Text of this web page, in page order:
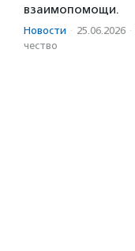
взаимопомощи.
Новости · 25.06.2026 ·
чест­во